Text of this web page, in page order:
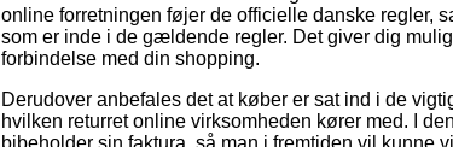
online forretningen føjer de officielle danske regler,
som er inde i de gældende regler. Det giver dig
forbindelse med din shopping.
Derudover anbefales det at køber er sat ind i de
hvilken returret online virksomheden kører med. I
bibeholder sin faktura, så man i fremtiden vil kunne